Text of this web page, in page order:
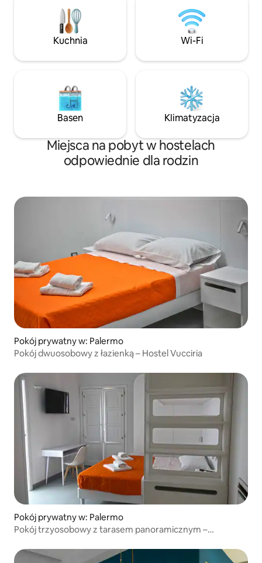
kobiet z szafkami i klimatyzacją. Goście
mają dostęp do 4 wspólnych łazienek,
z których każda jest wyposażona
w toaletę, prysznic i umywalkę. Oferta
wszystkie wymienione usługi są już
coraz więcej. 🦥
piętrowych i
zewnątrz. Cena
wodę zawsze za
znajdziesz
można zobaczyć
Kuchnia Wi-Fi
Basen Klimatyzacja
Miejsca na pobyt w hostelach
odpowiednie dla rodzin
Pokój prywatny w: Palermo
Pokój dwuosobowy z łazienką – Hostel Vucciria
Pokój prywatny w: Palermo
Pokój trzyosobowy z tarasem panoramicznym –